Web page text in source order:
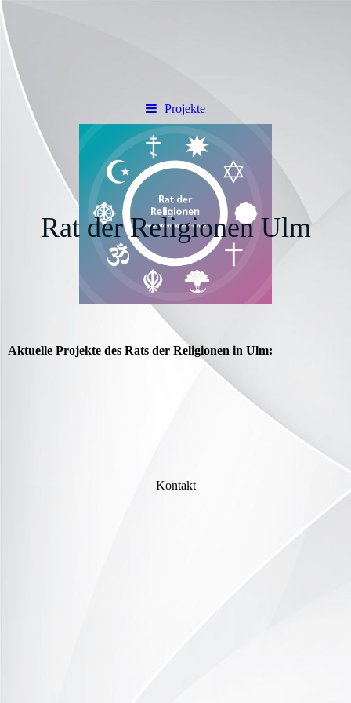
Projekte
Rat der Religionen Ulm
Aktuelle Projekte des Rats der Religionen in Ulm:
Kontakt